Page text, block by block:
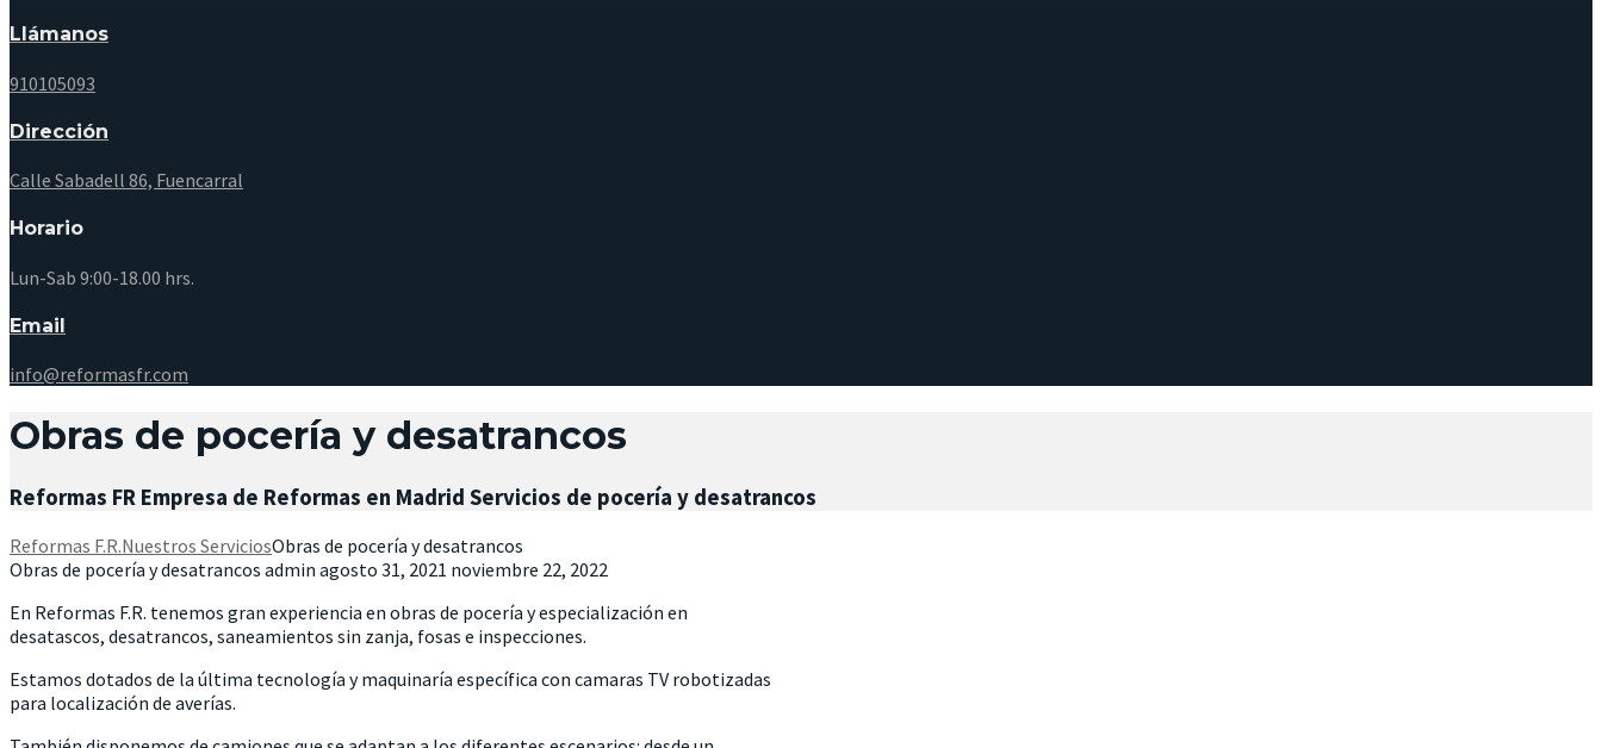
Llámanos
910105093
Dirección
Calle Sabadell 86, Fuencarral
Horario
Lun-Sab 9:00-18.00 hrs.
Email
info@reformasfr.com
Obras de pocería y desatrancos
Reformas FR Empresa de Reformas en Madrid Servicios de pocería y desatrancos
Reformas F.R.Nuestros ServiciosObras de pocería y desatrancos
Obras de pocería y desatrancos admin agosto 31, 2021 noviembre 22, 2022
En Reformas F.R. tenemos gran experiencia en obras de pocería y especialización en
desatascos, desatrancos, saneamientos sin zanja, fosas e inspecciones.
Estamos dotados de la última tecnología y maquinaría específica con camaras TV robotizadas
para localización de averías.